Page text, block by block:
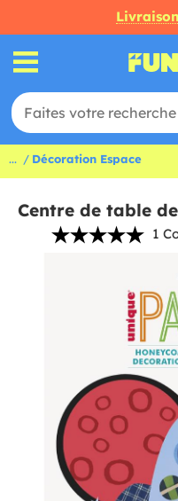
... Décoration Espace
Centre de table
1